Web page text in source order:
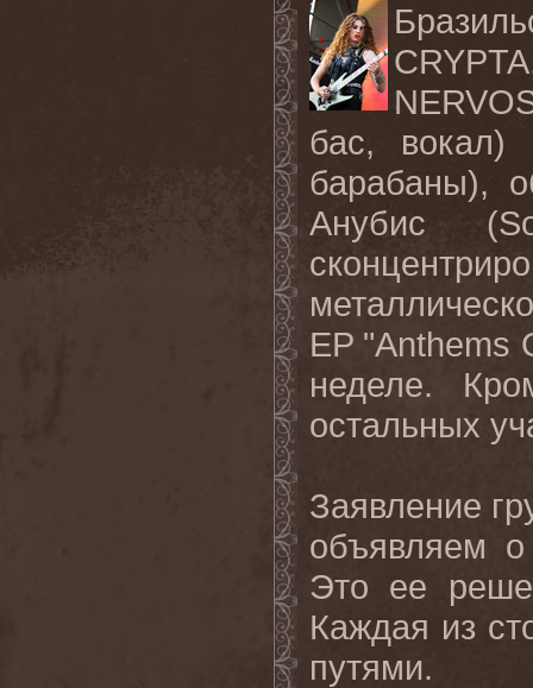
бас, вокал)
барабаны),
Анубис (
EP "Anthems
неделе.
остальных
Заявление
объявляем
Это ее
Каждая из
путями.